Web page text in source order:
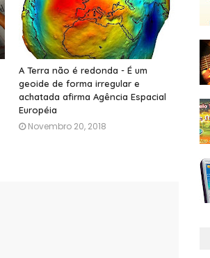
A Terra não é redonda - É um
geoide de forma irregular e
achatada afirma Agência Espacial
Européia
Novembro 20, 2018